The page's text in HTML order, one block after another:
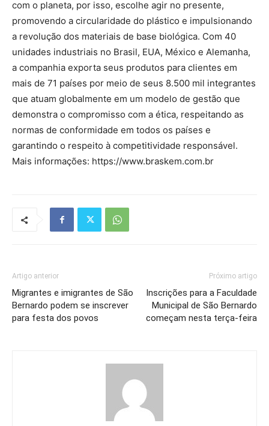
com o planeta, por isso, escolhe agir no presente,
promovendo a circularidade do plástico e impulsionando
a revolução dos materiais de base biológica. Com 40
unidades industriais no Brasil, EUA, México e Alemanha,
a companhia exporta seus produtos para clientes em
mais de 71 países por meio de seus 8.500 mil integrantes
que atuam globalmente em um modelo de gestão que
demonstra o compromisso com a ética, respeitando as
normas de conformidade em todos os países e
garantindo o respeito à competitividade responsável.
Mais informações: https://www.braskem.com.br
Artigo anterior
Migrantes e imigrantes de São
Bernardo podem se inscrever
para festa dos povos
Próximo artigo
Inscrições para a Faculdade
Municipal de São Bernardo
começam nesta terça-feira